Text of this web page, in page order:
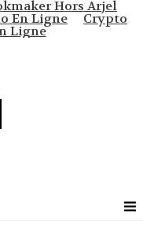
Hors Arjel
En Ligne Crypto
Ligne